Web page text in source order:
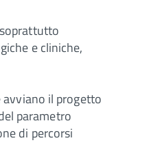
e cliniche,
avviano il progetto
parametro
di percorsi